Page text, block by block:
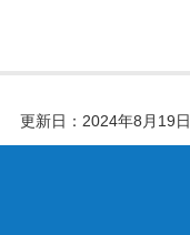
更新日：2024年8月19日